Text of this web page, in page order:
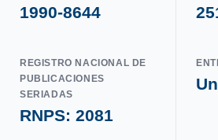
1990-8644
REGISTRO NACIONAL DE
PUBLICACIONES
SERIADAS
RNPS: 2081